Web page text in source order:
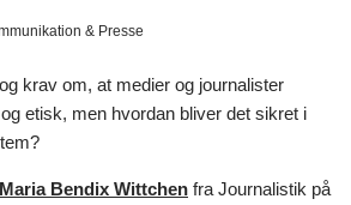
& Presse
krav om, at medier og journalister
etisk, men hvordan bliver det sikret i
Bendix Wittchen fra Journalistik på